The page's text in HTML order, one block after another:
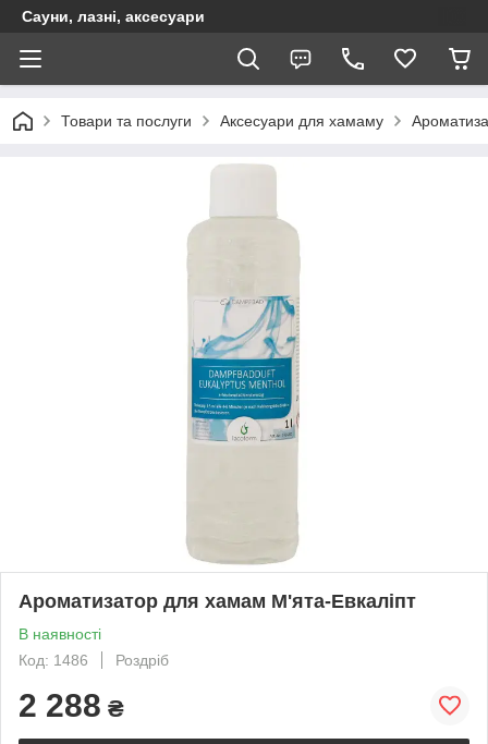
Сауни, лазні, аксесуари
Товари та послуги Аксесуари для хамаму
Ароматизатор для хамам М'ята-Евкаліпт
В наявності
Код: 1486
Роздріб
2 288 ₴